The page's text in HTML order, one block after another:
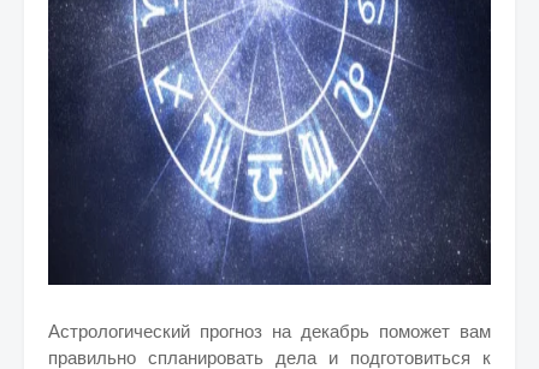
Астрологический прогноз на декабрь поможет вам
правильно спланировать дела и подготовиться к